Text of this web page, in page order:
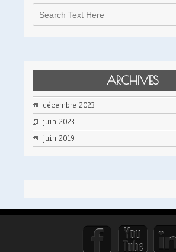
ARCHIVES
décembre 2023
juin 2023
juin 2019